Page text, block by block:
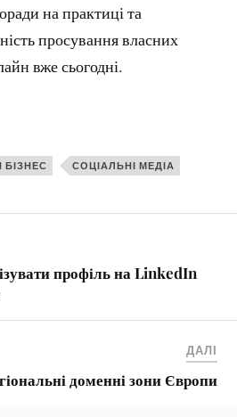
на практиці та
просування власних
вже сьогодні.
СОЦІАЛЬНІ МЕДІА
профіль на LinkedIn
ДАЛІ
доменні зони Європи